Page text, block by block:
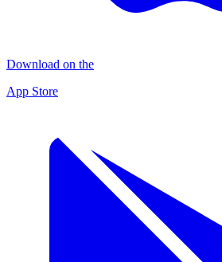
Download on the
App Store